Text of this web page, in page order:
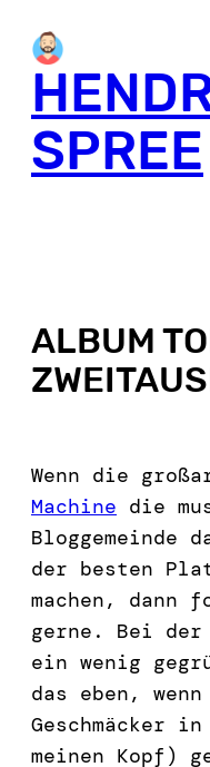
SPREE
ALBUM
Wenn die
Machine die
Bloggemeinde
der besten
machen, dann
gerne. Bei der
ein wenig
das eben,
Geschmäcker
meinen Kopf)